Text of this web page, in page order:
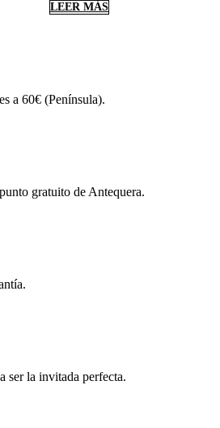
LEER MÁS
a 60€ (Península).
gratuito de Antequera.
ser la invitada perfecta.